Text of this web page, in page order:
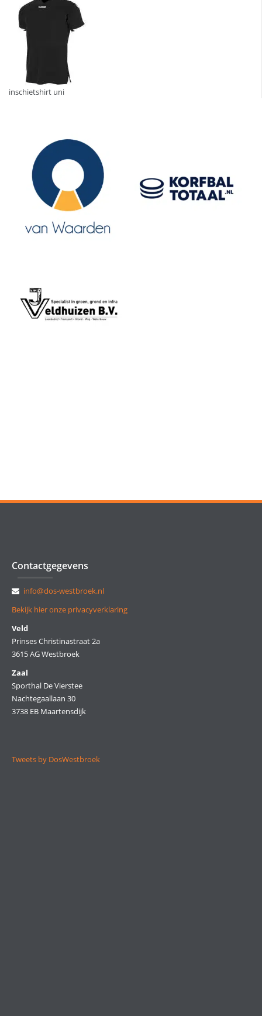
inschietshirt uni
Contactgegevens
info@dos-westbroek.nl
Bekijk hier onze privacyverklaring
Veld
Prinses Christinastraat 2a
3615 AG Westbroek
Zaal
Sporthal De Vierstee
Nachtegaallaan 30
3738 EB Maartensdijk
Tweets by DosWestbroek